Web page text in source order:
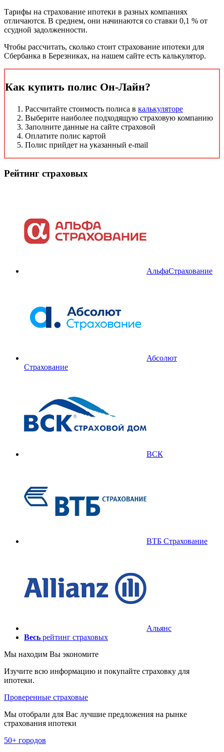
Тарифы на страхование ипотеки в разных компаниях
отличаются. В среднем, они начинаются со ставки 0,1 % от
ссудной задолженности.
Чтобы рассчитать, сколько стоит страхование ипотеки для
Сбербанка в Березниках, на нашем сайте есть калькулятор.
Как купить полис Он-Лайн?
Рассчитайте стоимость полиса в калькуляторе
Выберите наиболее подходящую страховую компанию
Заполните данные на сайте страховой
Оплатите полис картой
Полис прийдет на указанный e-mail
Рейтинг страховых
АльфаСтрахование
Абсолют
Страхование
ВСК
ВТБ Страхование
Альянс
Весь рейтинг страховых
Мы находим Вы экономите
Изучите всю информацию и покупайте страховку для
ипотеки.
Проверенные страховые
Мы отобрали для Вас лучшие предложения на рынке
страхования ипотеки
50+ городов